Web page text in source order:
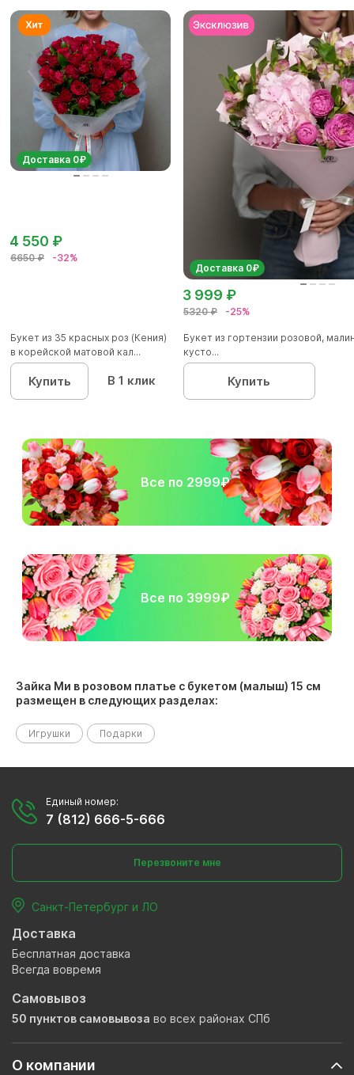
Доставка 0₽
6650 ₽ -32%
4 550 ₽
Букет из 35 красных роз (Кения)
в корейской матовой кал...
Купить В 1 клик
Доставка 0₽
5320 ₽ -25%
3 999 ₽
Букет из гортензии розовой,
кусто...
Купить
Все по 2999₽
Все по 3999₽
Зайка Ми в розовом платье с букетом (малыш) 15 см
размещен в следующих разделах:
Игрушки Подарки
О компании
Единый номер:
7 (812) 666-5-666
Перезвоните мне
Санкт-Петербург и ЛО
Доставка
Бесплатная доставка
Всегда вовремя
Самовывоз
50 пунктов самовывоза во всех районах СПб